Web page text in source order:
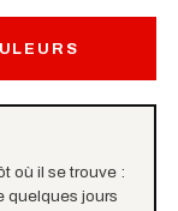
où il se trouve :
quelques jours